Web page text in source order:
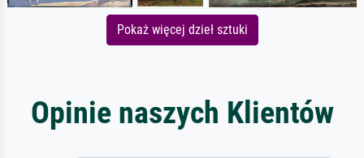
Pokaż więcej dzieł sztuki
Opinie naszych Klientów